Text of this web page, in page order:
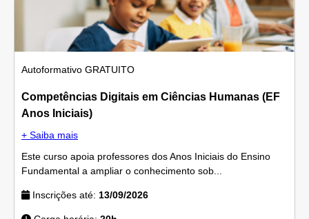
Autoformativo GRATUITO
Competências Digitais em Ciências Humanas (EF
Anos Iniciais)
+ Saiba mais
Este curso apoia professores dos Anos Iniciais do Ensino
Fundamental a ampliar o conhecimento sob...
Inscrições até: 13/09/2026